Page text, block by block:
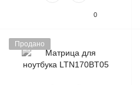
0
Продано